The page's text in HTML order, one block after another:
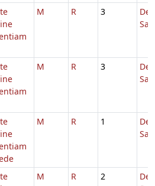
M R 3
De
M R 3
De
M R 1
De
M R 2
De